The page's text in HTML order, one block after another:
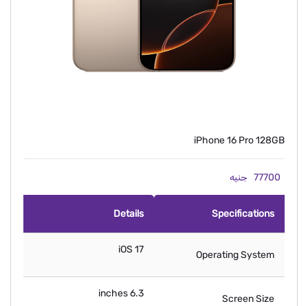
iPhone 16 Pro 128GB
77700 جنيه
Specifications
Details
Operating System
iOS 17
Screen Size
6.3 inches